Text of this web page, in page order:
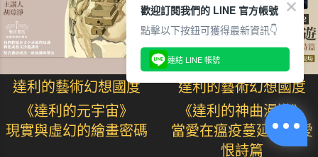
達利的藝術幻想國度
《達利的元宇宙》
現實與虛幻的繪畫密碼
達利的藝術幻想國度
《達利的神曲漫遊》
當愛在瘟疫蔓延時的愛
恨詩篇
歡迎訂閱我們的 LINE 官方帳號
點擊以下按鈕可獲得最新資訊👇
連結 LINE 帳號